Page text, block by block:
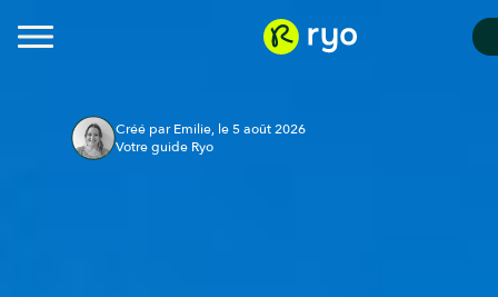
Créé par Emilie, le 5 août 2026
Votre guide Ryo